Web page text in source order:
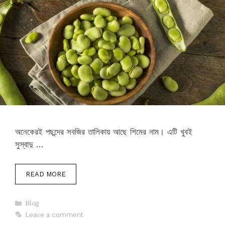
অনেকেরই পছন্দের সবজির তালিকায় আছে শিমের নাম। এটি খুবই
সুস্বাদু …
READ MORE
Categories
Blog
Leave a comment